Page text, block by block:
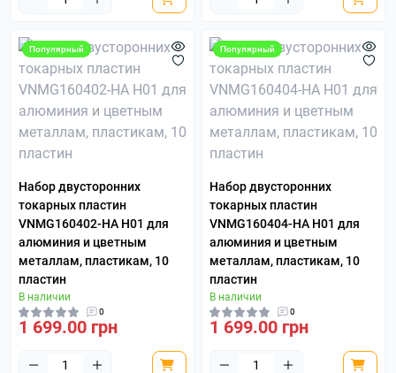
Популярный
Набор двусторонних
токарных пластин
VNMG160402-HA H01 для
алюминия и цветным
металлам, пластикам, 10
пластин
В наличии
0
1 699.00 грн
Популярный
Набор двусторонних
токарных пластин
VNMG160404-HA H01 для
алюминия и цветным
металлам, пластикам, 10
пластин
В наличии
0
1 699.00 грн